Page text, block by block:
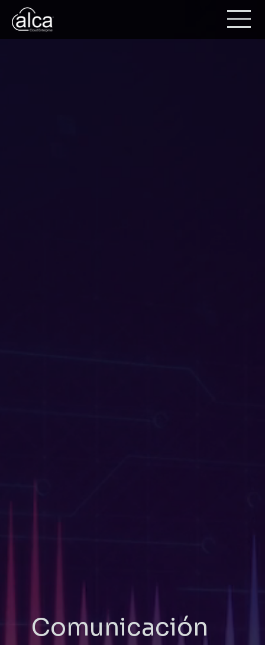
Comunicación